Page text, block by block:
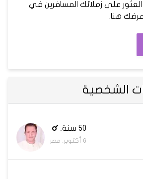
على زملائك المسافرين في
هنا.
الشخصية
50 سنة,
6 أكتوبر, مصر